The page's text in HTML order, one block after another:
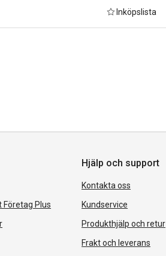
Inköpslista
Plus
Hjälp och support
Kontakta oss
Kundservice
Produkthjälp och retur
Frakt och leverans